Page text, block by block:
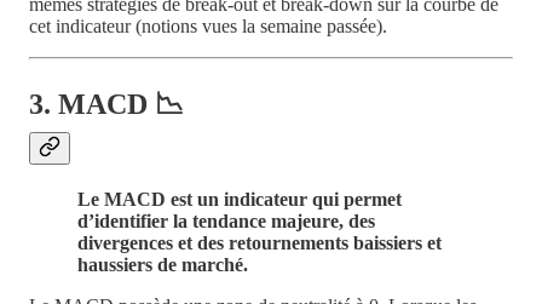
cet indicateur (notions vues la semaine passée).
3. MACD 📉
Le MACD est un indicateur qui permet
d’identifier la tendance majeure, des
divergences et des retournements baissiers et
haussiers de marché.